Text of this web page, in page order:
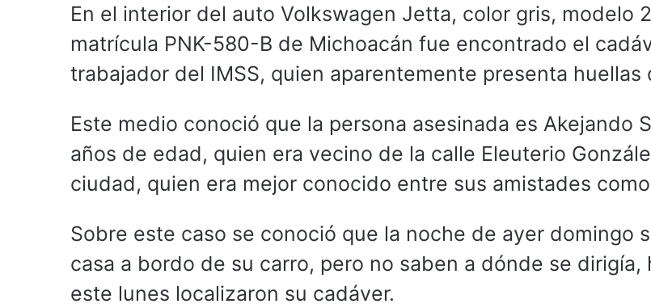
En el interior del auto Volkswagen Jetta, color gris, modelo
matrícula PNK-580-B de Michoacán fue encontrado el
trabajador del IMSS, quien aparentemente presenta huellas
Este medio conoció que la persona asesinada es Akejando
años de edad, quien era vecino de la calle Eleuterio
ciudad, quien era mejor conocido entre sus amistades como
Sobre este caso se conoció que la noche de ayer domingo
casa a bordo de su carro, pero no saben a dónde se dirigía,
este lunes localizaron su cadáver.